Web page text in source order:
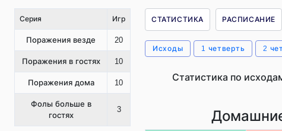
Серия Игр
Поражения везде 20
Поражения в гостях 10
Поражения дома 10
Фолы больше в
гостях
3
СТАТИСТИКА РАСПИСАНИЕ
Исходы 1 четверть 2
Статистика по